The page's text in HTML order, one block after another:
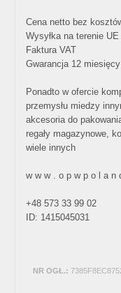
Cena netto bez
Wysyłka na terenie UE
Faktura VAT
Gwarancja 12 miesięcy
Ponadto w ofercie
przemysłu miedzy
akcesoria do
regały magazynowe,
wiele innych
w w w . o p w p o l a n
+48 573 33 99 02
ID: 1415045031
NR OGŁ.: